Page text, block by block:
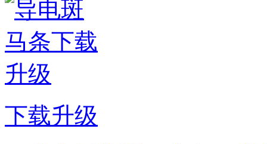
下载升级